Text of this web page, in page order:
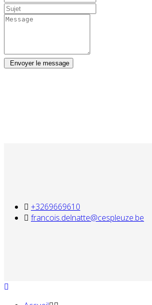
Envoyer le message
+3269669610
francois.delnatte@cespleuze.be